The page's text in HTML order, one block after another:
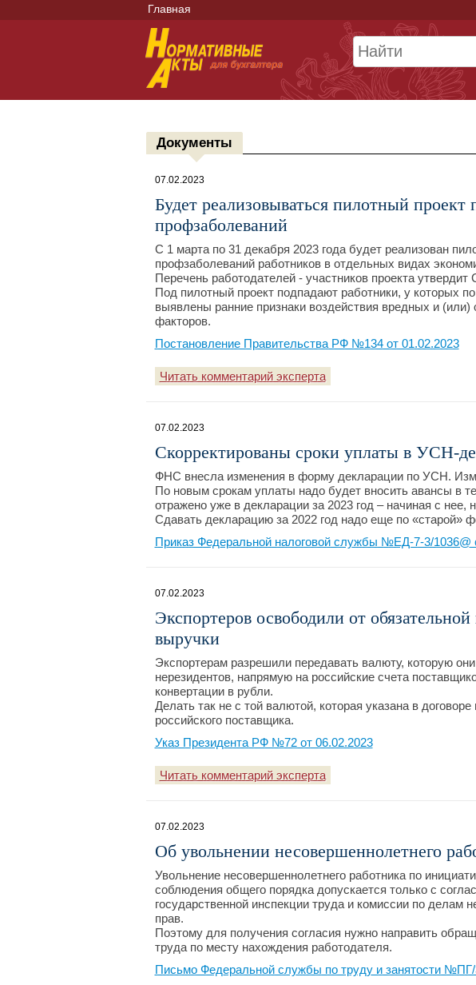
Главная
Документы
07.02.2023
Будет реализовываться пилотный проект
профзаболеваний
С 1 марта по 31 декабря 2023 года будет реализован
профзаболеваний работников в отдельных видах
Перечень работодателей - участников проекта утвердит
Под пилотный проект подпадают работники, у которых
выявлены ранние признаки воздействия вредных и
факторов.
Постановление Правительства РФ №134 от 01.02.2023
Читать комментарий эксперта
07.02.2023
Скорректированы сроки уплаты в УСН-
ФНС внесла изменения в форму декларации по УСН.
По новым срокам уплаты надо будет вносить авансы в
отражено уже в декларации за 2023 год – начиная с
Сдавать декларацию за 2022 год надо еще по «старой»
Приказ Федеральной налоговой службы №ЕД-7-3/1036@
07.02.2023
Экспортеров освободили от
выручки
Экспортерам разрешили передавать валюту, которую
нерезидентов, напрямую на российские счета
конвертации в рубли.
Делать так не с той валютой, которая указана в
российского поставщика.
Указ Президента РФ №72 от 06.02.2023
Читать комментарий эксперта
07.02.2023
Об увольнении несовершеннолетнего
Увольнение несовершеннолетнего работника по
соблюдения общего порядка допускается только с
государственной инспекции труда и комиссии по делам
прав.
Поэтому для получения согласия нужно направить
труда по месту нахождения работодателя.
Письмо Федеральной службы по труду и занятости №ПГ/